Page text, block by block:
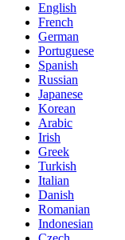
English
French
German
Portuguese
Spanish
Russian
Japanese
Korean
Arabic
Irish
Greek
Turkish
Italian
Danish
Romanian
Indonesian